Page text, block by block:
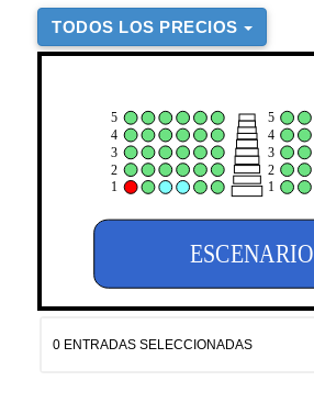
TODOS LOS PRECIOS
5 5
4
4
3
3
2
2
1
1
ESCENARIO
0 ENTRADAS SELECCIONADAS